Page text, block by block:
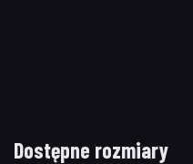
Dostępne rozmiary